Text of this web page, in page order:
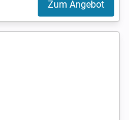
Zum Angebot